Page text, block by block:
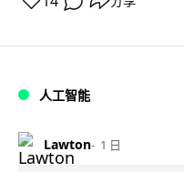
人工智能
Lawton 1 日